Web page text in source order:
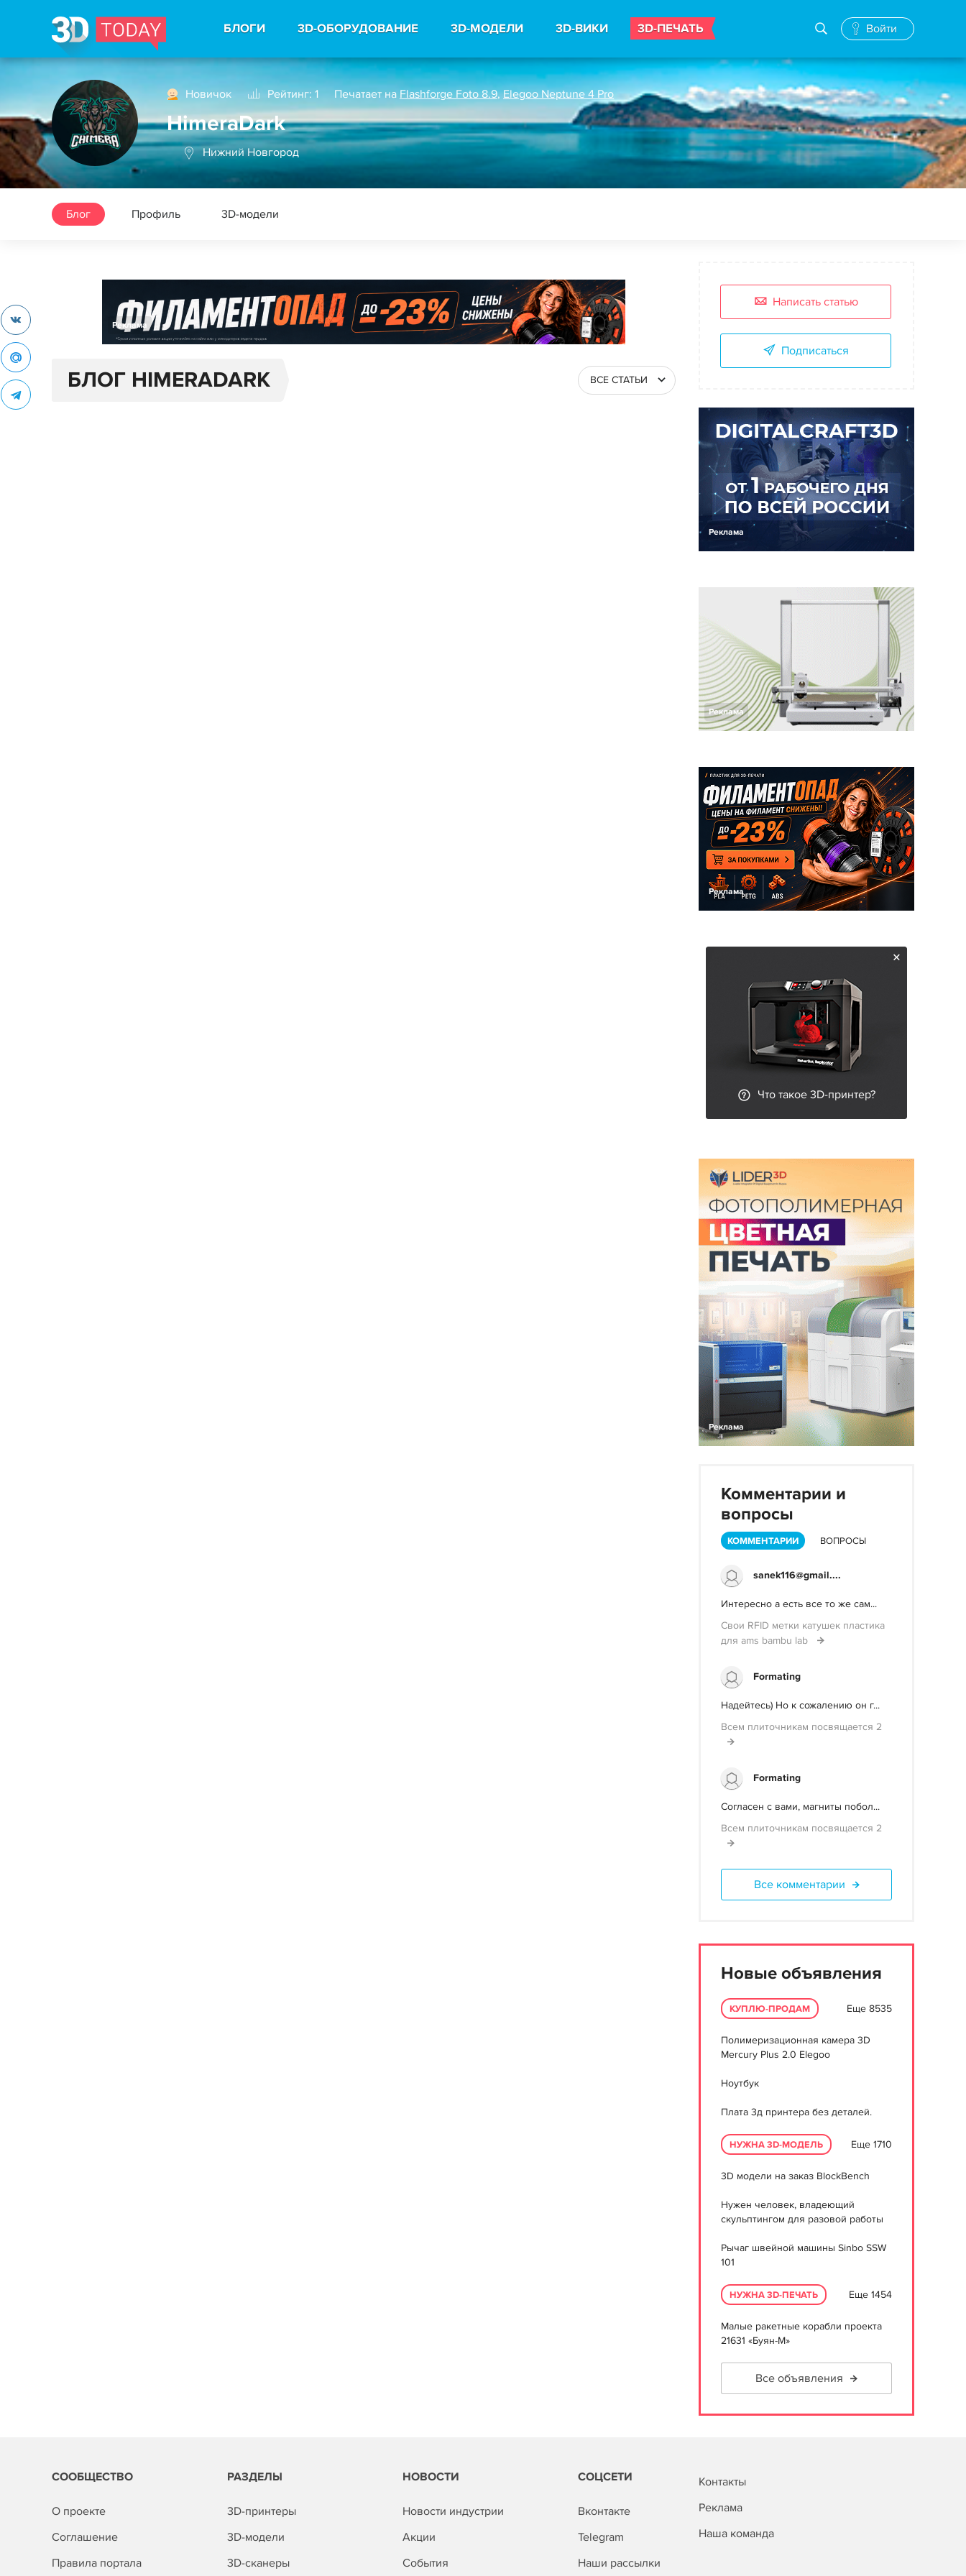
БЛОГИ 3D-ОБОРУДОВАНИЕ 3D-МОДЕЛИ 3D-ВИКИ 3D-ПЕЧАТЬ Войти
Новичок Рейтинг: 1 Печатает наFlashforge Foto 8.9,Elegoo Neptune 4 Pro
HimeraDark
Нижний Новгород
Блог Профиль 3D-модели
Реклама
БЛОГ HIMERADARK ВСЕ СТАТЬИ
Написать статью
Подписаться
Реклама
Реклама
Реклама
Что такое 3D-принтер?
Реклама
Комментарии и
вопросы
КОММЕНТАРИИ ВОПРОСЫ
sanek116@gmail....
Интересно а есть все то же сам...
Свои RFID метки катушек пластика
для ams bambu lab
Formating
Надейтесь) Но к сожалению он г...
Всем плиточникам посвящается 2
Formating
Согласен с вами, магниты побол...
Всем плиточникам посвящается 2
Все комментарии
Новые объявления
КУПЛЮ-ПРОДАМ Еще 8535
Полимеризационная камера 3D
Mercury Plus 2.0 Elegoo
Ноутбук
Плата 3д принтера без деталей.
НУЖНА 3D-МОДЕЛЬ Еще 1710
3D модели на заказ BlockBench
Нужен человек, владеющий
скульптингом для разовой работы
Рычаг швейной машины Sinbo SSW
101
НУЖНА 3D-ПЕЧАТЬ Еще 1454
Малые ракетные корабли проекта
21631 «Буян-М»
Все объявления
СООБЩЕСТВО
О проекте
Соглашение
Правила портала
РАЗДЕЛЫ
3D-принтеры
3D-модели
3D-сканеры
НОВОСТИ
Новости индустрии
Акции
События
СОЦСЕТИ
Вконтакте
Telegram
Наши рассылки
Контакты
Реклама
Наша команда